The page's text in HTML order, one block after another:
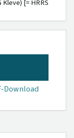
Kleve) [= HRRS
Download